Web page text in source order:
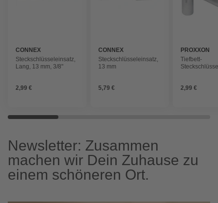
CONNEX
Steckschlüsseleinsatz,
Lang, 13 mm, 3/8"
2,99 €
CONNEX
Steckschlüsseleinsatz,
13 mm
5,79 €
PROXXON
Tiefbett-
2,99 €
Newsletter: Zusammen
machen wir Dein Zuhause zu
einem schöneren Ort.